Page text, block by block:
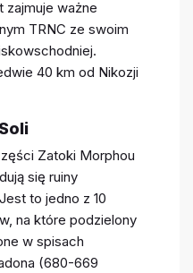
zajmuje ważne
TRNC ze swoim
40 km od Nikozji
Zatoki Morphou
się ruiny
to jedno z 10
na które podzielony
w spisach
(680-669